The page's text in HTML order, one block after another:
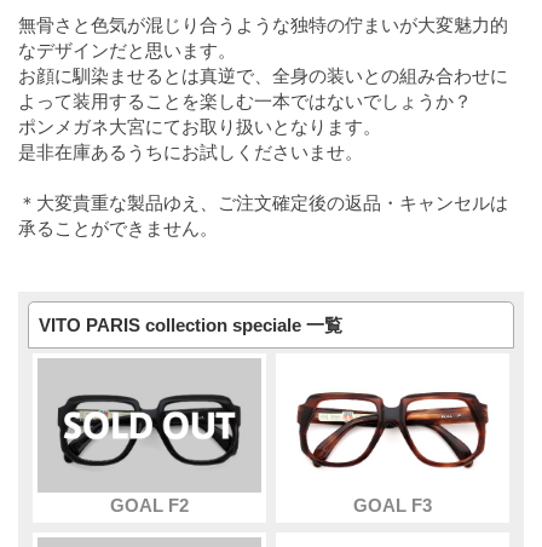
無骨さと色気が混じり合うような独特の佇まいが大変魅力的
なデザインだと思います。
お顔に馴染ませるとは真逆で、全身の装いとの組み合わせに
よって装用することを楽しむ一本ではないでしょうか？
ポンメガネ大宮にてお取り扱いとなります。
是非在庫あるうちにお試しくださいませ。
＊大変貴重な製品ゆえ、ご注文確定後の返品・キャンセルは
承ることができません。
VITO PARIS collection speciale 一覧
GOAL F2 GOAL F3